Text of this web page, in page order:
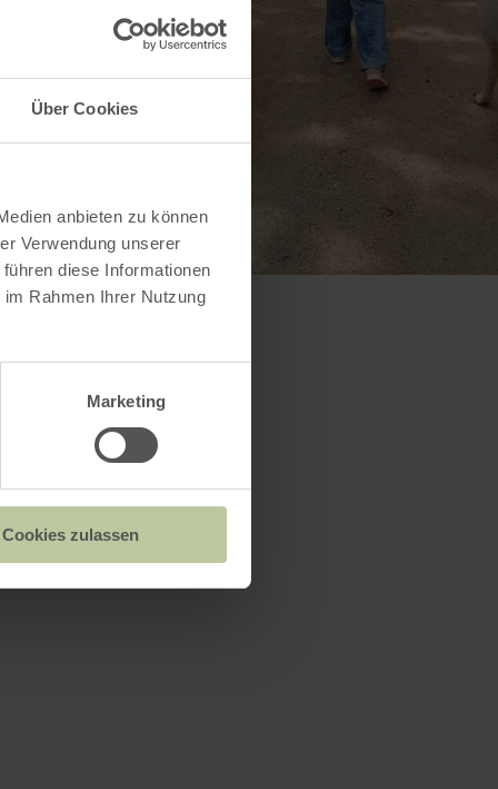
Über Cookies
anbieten zu können
Verwendung unserer
diese Informationen
Rahmen Ihrer Nutzung
Marketing
Cookies zulassen